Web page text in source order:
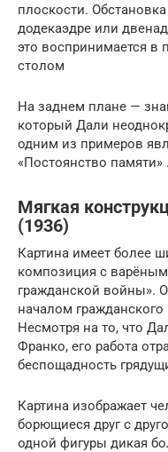
плоскости.
додекаэдре или
это воспринимается в
столом
На заднем плане —
который Дали
одним из примеров
«Постоянство памяти» .
Мягкая
(1936)
Картина имеет более
композиция с
гражданской войны».
началом
Несмотря на то, что
Франко, его работа
беспощадность
Картина изображает
борющиеся друг с
одной фигуры дикая